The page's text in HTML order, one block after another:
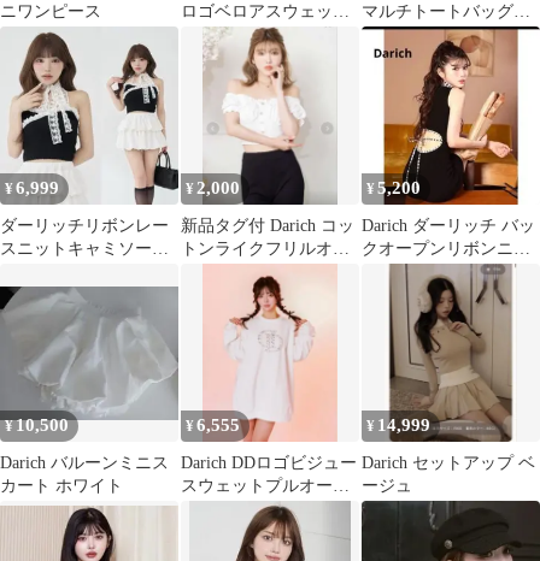
ニワンピース
ロゴベロアスウェット
ワンピース FSサイズ
マルチトートバッグ
BLK
¥6,999
ダーリッチリボンレー
スニットキャミソール
¥ 2,000
新品タグ付 Darich コッ
トンライクフリルオフ
ショルトップス
¥5,200
Darich ダーリッチ バッ
クオープンリボンニッ
トワンピース
¥10,500
Darich バルーンミニス
カート ホワイト
¥6,555
Darich DDロゴビジュー
スウェットプルオーバ
¥ 14,999
Darich セットアップ ベ
ージュ